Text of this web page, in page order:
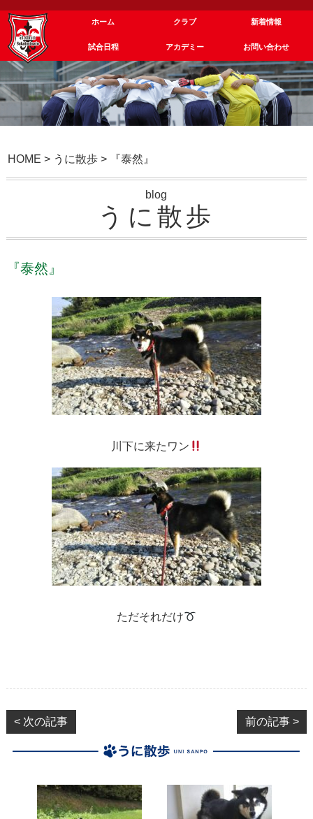
ホーム クラブ 新着情報
試合日程 アカデミー お問い合わせ
HOME > うに散歩 > 『泰然』
blog
うに散歩
『泰然』
川下に来たワン
ただそれだけ
< 次の記事 前の記事 >